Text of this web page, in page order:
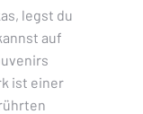
legst du
auf
ist einer